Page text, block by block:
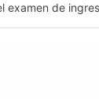
examen de